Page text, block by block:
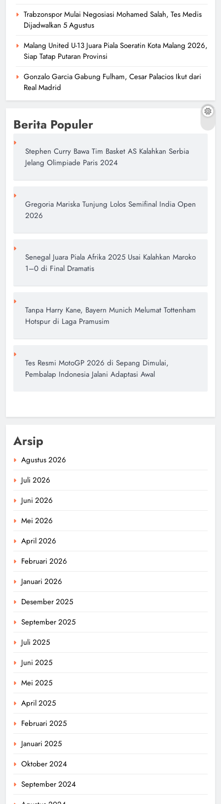
Trabzonspor Mulai Negosiasi Mohamed Salah, Tes Medis
Dijadwalkan 5 Agustus
Malang United U-13 Juara Piala Soeratin Kota Malang 2026,
Siap Tatap Putaran Provinsi
Gonzalo Garcia Gabung Fulham, Cesar Palacios Ikut dari
Real Madrid
Berita Populer
Stephen Curry Bawa Tim Basket AS Kalahkan Serbia
Jelang Olimpiade Paris 2024
Gregoria Mariska Tunjung Lolos Semifinal India Open
2026
Senegal Juara Piala Afrika 2025 Usai Kalahkan Maroko
1–0 di Final Dramatis
Tanpa Harry Kane, Bayern Munich Melumat Tottenham
Hotspur di Laga Pramusim
Tes Resmi MotoGP 2026 di Sepang Dimulai,
Pembalap Indonesia Jalani Adaptasi Awal
Arsip
Agustus 2026
Juli 2026
Juni 2026
Mei 2026
April 2026
Februari 2026
Januari 2026
Desember 2025
September 2025
Juli 2025
Juni 2025
Mei 2025
April 2025
Februari 2025
Januari 2025
Oktober 2024
September 2024